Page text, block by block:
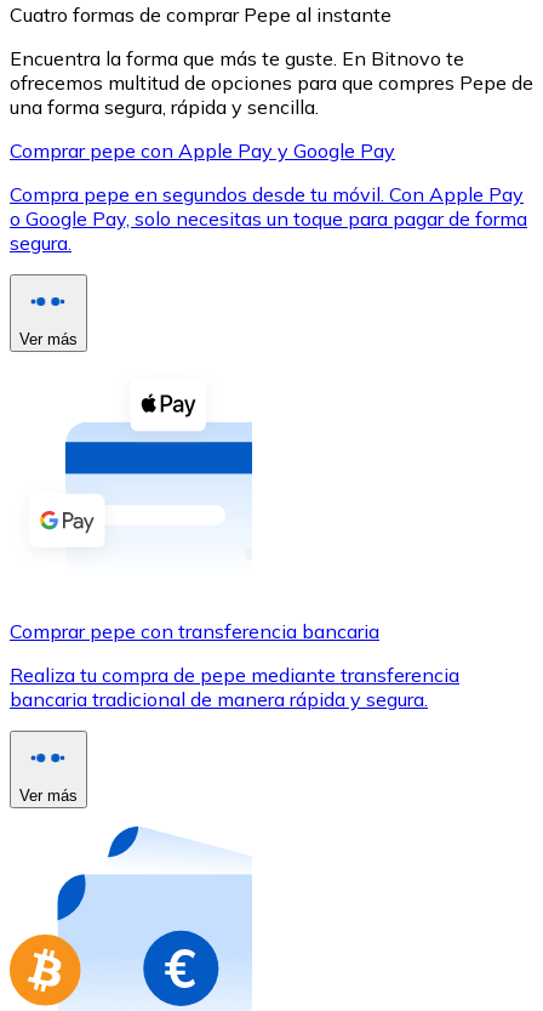
XRP
XRP
Ver todo
Compra criptomonedas con efectivo en tu tienda más
Comprar con efectivo
Transferencia SEPA
Utiliza tarjetas Visa y Mastercard para comprar
Comprar con tarjeta
Compra tarjetas regalo de tus marcas favoritas con
Ir a la tienda de tarjetas regalo
Cuatro formas de comprar Pepe al instante
Encuentra la forma que más te guste. En Bitnovo te
ofrecemos multitud de opciones para que compres Pepe de
una forma segura, rápida y sencilla.
Comprar pepe con Apple Pay y Google Pay
Compra pepe en segundos desde tu móvil. Con Apple Pay
o Google Pay, solo necesitas un toque para pagar de forma
segura.
Ver más
Comprar pepe con transferencia bancaria
Realiza tu compra de pepe mediante transferencia
bancaria tradicional de manera rápida y segura.
Ver más